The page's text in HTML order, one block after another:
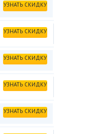
УЗНАТЬ СКИДКУ
УЗНАТЬ СКИДКУ
УЗНАТЬ СКИДКУ
УЗНАТЬ СКИДКУ
УЗНАТЬ СКИДКУ